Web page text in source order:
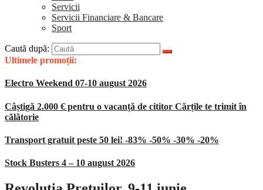
Servicii
Servicii Financiare & Bancare
Sport
Caută după:
Ultimele promoții:
Electro Weekend 07-10 august 2026
Câștigă 2.000 € pentru o vacanță de cititor Cărțile te trimit în
călătorie
Transport gratuit peste 50 lei! -83% -50% -30% -20%
Stock Busters 4 – 10 august 2026